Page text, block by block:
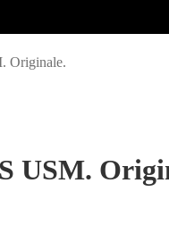
Originale.
USM.